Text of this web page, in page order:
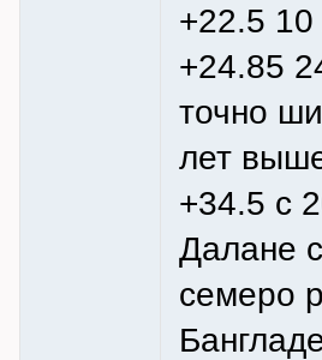
+22.5
+24.85
точно
лет
+34.5 с
Далане
семеро